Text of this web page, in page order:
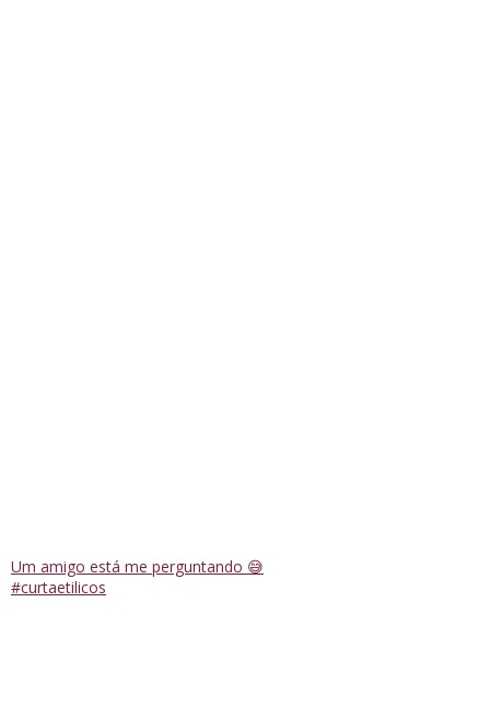
Um amigo está me perguntando 😅
#curtaetilicos